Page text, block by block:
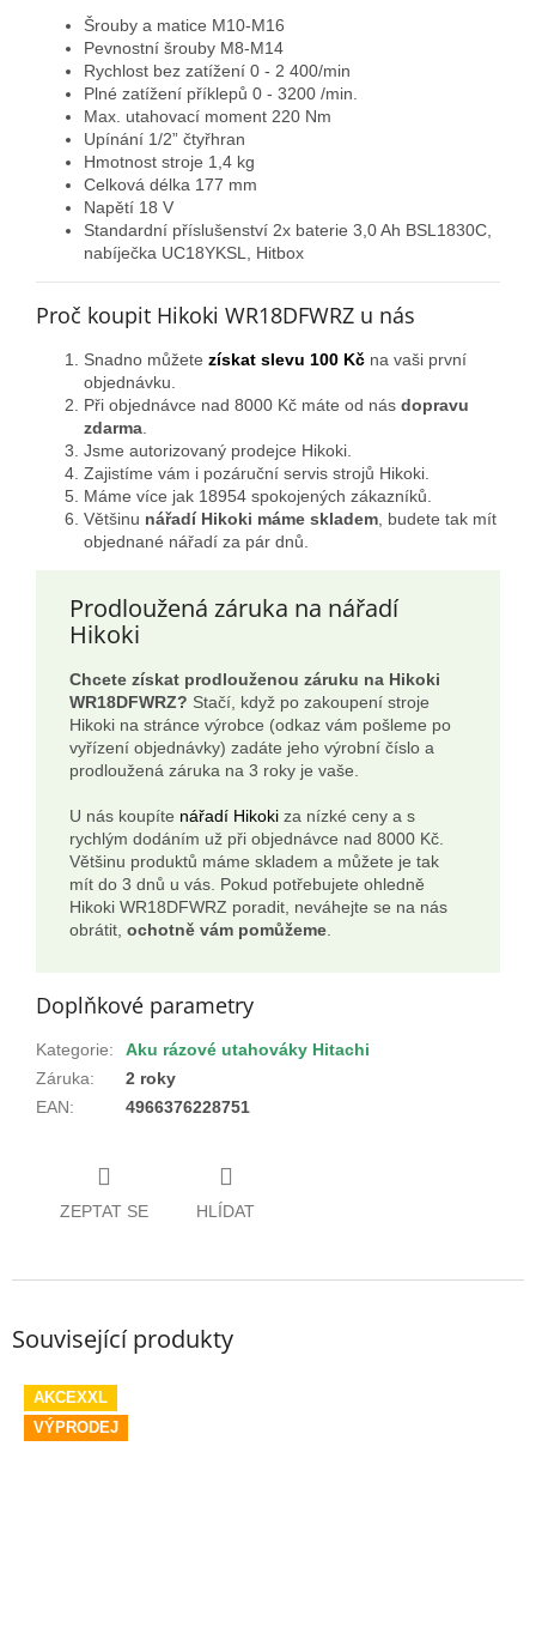
Šrouby a matice M10-M16
Pevnostní šrouby M8-M14
Rychlost bez zatížení 0 - 2 400/min
Plné zatížení příklepů 0 - 3200 /min.
Max. utahovací moment 220 Nm
Upínání 1/2” čtyřhran
Hmotnost stroje 1,4 kg
Celková délka 177 mm
Napětí 18 V
Standardní příslušenství 2x baterie 3,0 Ah BSL1830C,
nabíječka UC18YKSL, Hitbox
Proč koupit Hikoki WR18DFWRZ u nás
Snadno můžete získat slevu 100 Kč na vaši první
objednávku.
Při objednávce nad 8000 Kč máte od nás dopravu
zdarma
Jsme autorizovaný prodejce Hikoki.
Zajistíme vám i pozáruční servis strojů Hikoki.
Máme více jak 18954 spokojených zákazníků.
Většinu nářadí Hikoki máme skladem , budete tak mít
objednané nářadí za pár dnů.
Prodloužená záruka na nářadí
Hikoki
Chcete získat prodlouženou záruku na Hikoki
WR18DFWRZ? Stačí, když po zakoupení stroje
Hikoki na stránce výrobce (odkaz vám pošleme po
vyřízení objednávky) zadáte jeho výrobní číslo a
prodloužená záruka na 3 roky je vaše.
U nás koupíte nářadí Hikoki za nízké ceny a s
rychlým dodáním už při objednávce nad 8000 Kč.
Většinu produktů máme skladem a můžete je tak
mít do 3 dnů u vás. Pokud potřebujete ohledně
Hikoki WR18DFWRZ poradit, neváhejte se na nás
obrátit, ochotně vám pomůžeme
Doplňkové parametry
Kategorie:
Aku rázové utahováky Hitachi
Záruka:
2 roky
EAN: 4966376228751
ZEPTAT SE HLÍDAT
Související produkty
AKCEXXL
VÝPRODEJ